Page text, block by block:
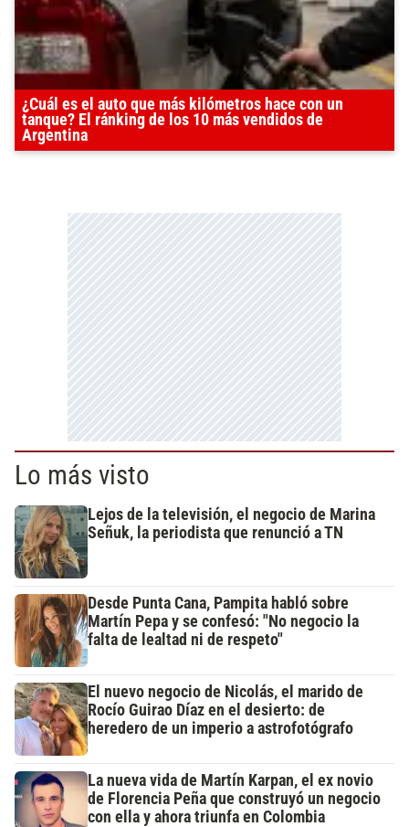
¿Cuál es el auto que más kilómetros hace con un
tanque? El ránking de los 10 más vendidos de
Argentina
Lo más visto
Lejos de la televisión, el negocio de Marina
Señuk, la periodista que renunció a TN
Desde Punta Cana, Pampita habló sobre
Martín Pepa y se confesó: "No negocio la
falta de lealtad ni de respeto"
El nuevo negocio de Nicolás, el marido de
Rocío Guirao Díaz en el desierto: de
heredero de un imperio a astrofotógrafo
La nueva vida de Martín Karpan, el ex novio
de Florencia Peña que construyó un negocio
con ella y ahora triunfa en Colombia